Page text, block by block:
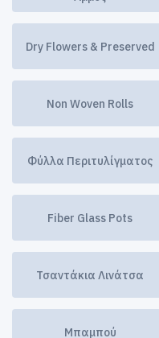
Dry Flowers & Preserved
Non Woven Rolls
Φύλλα Περιτυλίγματος
Fiber Glass Pots
Τσαντάκια Λινάτσα
Μπαμπού